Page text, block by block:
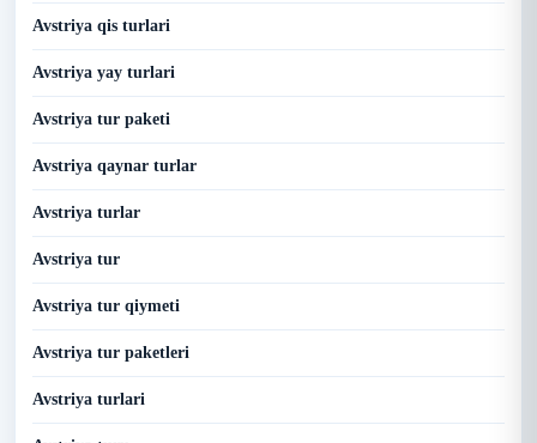
Avstriya qis turlari
Avstriya yay turlari
Avstriya tur paketi
Avstriya qaynar turlar
Avstriya turlar
Avstriya tur
Avstriya tur qiymeti
Avstriya tur paketleri
Avstriya turlari